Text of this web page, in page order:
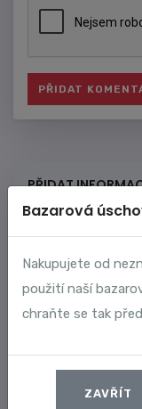
PŘIDAT
o podvodníkovi,
podvodníka a
Bazarová
Nakupujete od
použití naší
chraňte se tak
ZAVŘÍT